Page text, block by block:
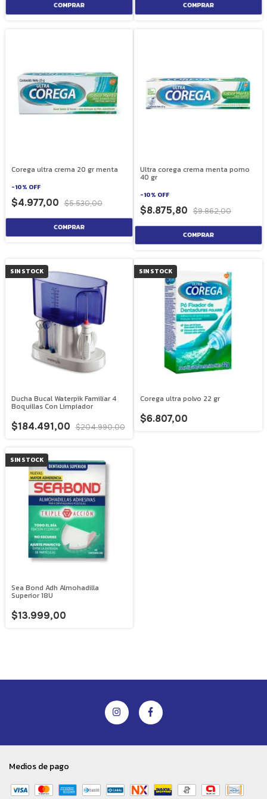
Corega ultra crema 20 gr menta
-10% OFF
$4.977,00 $5.530,00
Ultra corega crema menta pomo
40 gr
-10% OFF
$8.875,80 $9.862,00
SIN STOCK
Ducha Bucal Waterpik Familiar 4
Boquillas Con Limpiador
$184.491,00 $204.990,00
SIN STOCK
Corega ultra polvo 22 gr
$6.807,00
SIN STOCK
Sea Bond Adh Almohadilla
Superior 18U
$13.999,00
Medios de pago